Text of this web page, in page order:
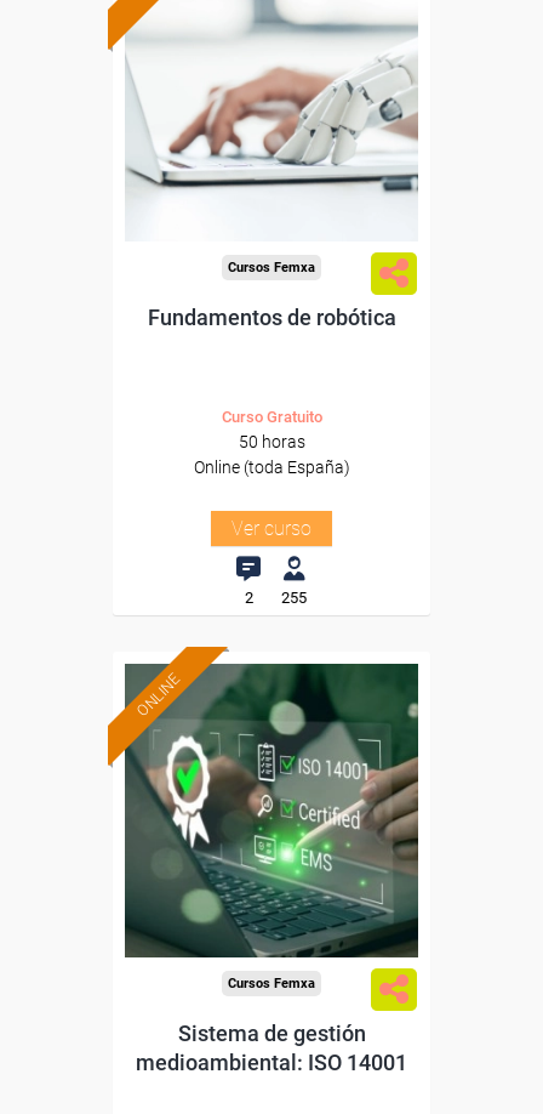
Formación 100%
subvencionada.
Para desempleados,
trabajadores y autónomos.
Sector
-Industria Química.
Cursos Femxa
Fundamentos de robótica
Curso Gratuito
50 horas
Online (toda España)
Ver curso
2 255
ONLINE
Formación 100%
subvencionada.
Para desempleados,
trabajadores y autónomos.
Sector
-Industria Química.
Cursos Femxa
Sistema de gestión
medioambiental: ISO 14001